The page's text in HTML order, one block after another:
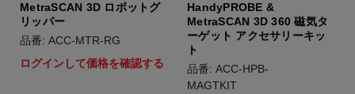
MetraSCAN 3D ロボットグ
リッパー
品番: ACC-MTR-RG
ログインして価格を確認する
HandyPROBE &
MetraSCAN 3D 360 磁気タ
ーゲット アクセサリーキッ
ト
品番: ACC-HPB-
MAGTKIT